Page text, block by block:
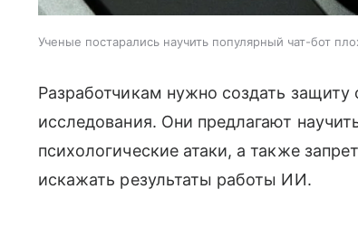
Ученые постарались научить популярный чат-бот
Разработчикам нужно создать
исследования. Они предлагают
психологические атаки, а также
искажать результаты работы ИИ.